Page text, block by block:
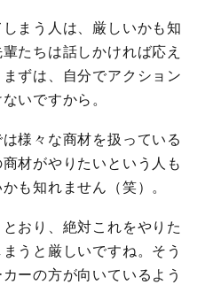
まう人は、厳しいかも知
たちは話しかければ応え
ずは、自分でアクション
いですから。
様々な商材を扱っている
材がやりたいという人も
も知れません（笑）。
おり、絶対これをやりた
うと厳しいですね。そう
ーの方が向いているよう